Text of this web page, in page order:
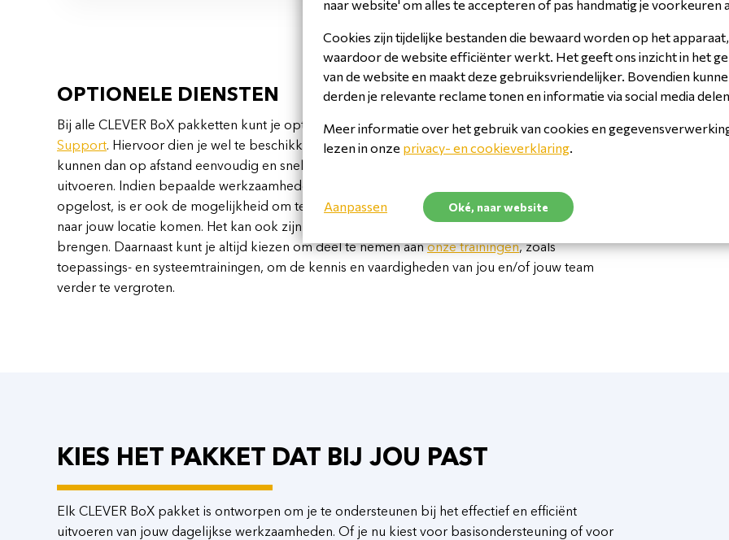
OPTIONELE DIENSTEN
Bij alle CLEVER BoX pakketten kunt je optioneel gebruik maken vanRemote Technisch
Support. Hiervoor dien je wel te beschikken over onze Remote Interface. Onze CLEVER eXperts
kunnen dan op afstand eenvoudig en snel programmeringen, coderen en andere configuraties
uitvoeren. Indien bepaalde werkzaamheden of uitdagingen niet op afstand kunnen worden
opgelost, is er ook de mogelijkheid om te kiezen vooronsite support, waarbij onze experts
naar jouw locatie komen. Het kan ook zijn dat gevraagd wordt om het voertuig naar ons toe te
brengen. Daarnaast kunt je altijd kiezen om deel te nemen aanonze trainingen, zoals
toepassings- en systeemtrainingen, om de kennis en vaardigheden van jou en/of jouw team
verder te vergroten.
KIES HET PAKKET DAT BIJ JOU PAST
Elk CLEVER BoX pakket is ontworpen om je te ondersteunen bij het effectief en efficiënt
uitvoeren van jouw dagelijkse werkzaamheden. Of je nu kiest voor basisondersteuning of voor
naar website' om alles te accepteren of pas handmatig je voorkeuren
Cookies zijn tijdelijke bestanden die bewaard worden op het apparaat,
waardoor de website efficiënter werkt. Het geeft ons inzicht in het
van de website en maakt deze gebruiksvriendelijker. Bovendien
derden je relevante reclame tonen en informatie via social media
Meer informatie over het gebruik van cookies en
lezen in onze privacy- en cookieverklaring.
Aanpassen Oké, naar website